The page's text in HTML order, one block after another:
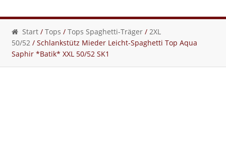
Start /Tops /Tops Spaghetti-Träger /2XL
50/52/ Schlankstütz Mieder Leicht-Spaghetti Top Aqua
Saphir *Batik* XXL 50/52 SK1